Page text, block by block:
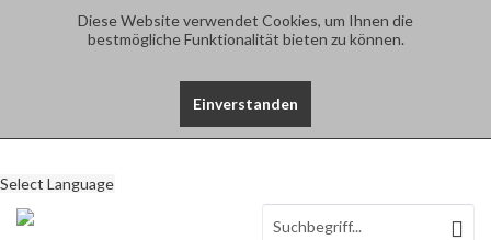
Diese Website verwendet Cookies, um Ihnen die
bestmögliche Funktionalität bieten zu können.
Einverstanden
Select Language